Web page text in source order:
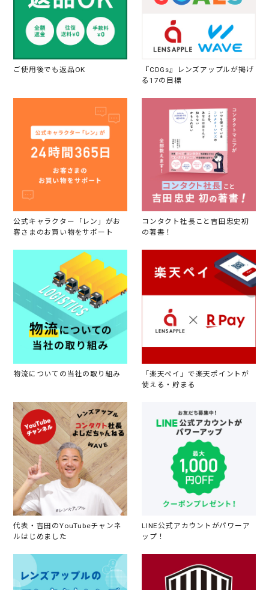
ご使用後でも返品OK
『CDGs』レンズアップルが掲げ
る17の目標
公式キャラクター「レン」がお
客さまのお買い物をサポート
コンタクト社長こと吉田忠史初
の著書！
物流についての当社の取り組み
「楽天ペイ」で楽天ポイントが
使える・貯まる
代表・吉田のYouTubeチャンネ
ルはじめました
LINE公式アカウントがパワーア
ップ！